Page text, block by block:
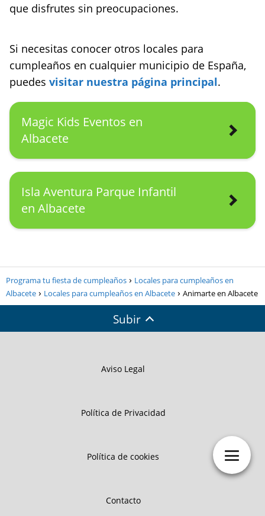
que disfrutes sin preocupaciones.
Si necesitas conocer otros locales para
cumpleaños en cualquier municipio de España,
puedes visitar nuestra página principal.
Magic Kids Eventos en
Albacete
Isla Aventura Parque Infantil
en Albacete
Programa tu fiesta de cumpleaños
Locales para cumpleaños en
Albacete
Locales para cumpleaños en Albacete Animarte en Albacete
Subir
Aviso Legal
Política de Privacidad
Política de cookies
Contacto